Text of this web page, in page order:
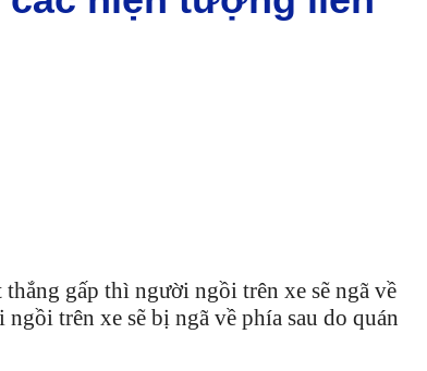
gấp thì người ngồi trên xe sẽ ngã về
trên xe sẽ bị ngã về phía sau do quán